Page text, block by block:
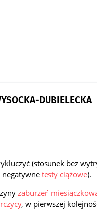
DUBIELECKA
(stosunek bez
negatywne testy ciążowe).
zaburzeń
, w pierwszej